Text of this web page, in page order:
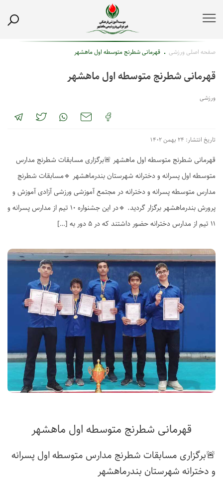
صفحه اصلیورزشی قهرمانی شطرنج متوسطه اول ماهشهر
قهرمانی شطرنج متوسطه اول ماهشهر
ورزشی
تاریخ انتشار: ۲۴ بهمن ۱۴۰۲
قهرمانی شطرنج متوسطه اول ماهشهر 🚨برگزاری مسابقات شطرنج مدارس
متوسطه اول پسرانه و دخترانه شهرستان بندرماهشهر 🔹مسابقات شطرنج
مدارس متوسطه پسرانه و دخترانه در مجتمع آموزشی ورزشی آزادی آموزش و
پرورش بندرماهشهر برگزار گردید. 🔹در این جشنواره ۱۰ تیم از مدارس پسرانه و
۱۱ تیم از مدارس دخترانه حضور داشتند که در ۵ دور به […]
قهرمانی شطرنج متوسطه اول ماهشهر
🚨برگزاری مسابقات شطرنج مدارس متوسطه اول پسرانه
و دخترانه شهرستان بندرماهشهر